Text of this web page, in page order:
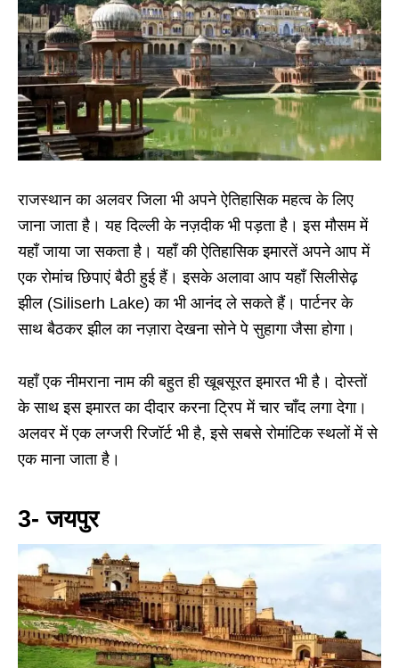
राजस्थान का अलवर जिला भी अपने ऐतिहासिक महत्व के लिए
जाना जाता है। यह दिल्ली के नज़दीक भी पड़ता है। इस मौसम में
यहाँ जाया जा सकता है। यहाँ की ऐतिहासिक इमारतें अपने आप में
एक रोमांच छिपाएं बैठी हुई हैं। इसके अलावा आप यहाँ सिलीसेढ़
झील (Siliserh Lake) का भी आनंद ले सकते हैं। पार्टनर के
साथ बैठकर झील का नज़ारा देखना सोने पे सुहागा जैसा होगा।
यहाँ एक नीमराना नाम की बहुत ही खूबसूरत इमारत भी है। दोस्तों
के साथ इस इमारत का दीदार करना ट्रिप में चार चाँद लगा देगा।
अलवर में एक लग्जरी रिजॉर्ट भी है, इसे सबसे रोमांटिक स्थलों में से
एक माना जाता है।
3- जयपुर